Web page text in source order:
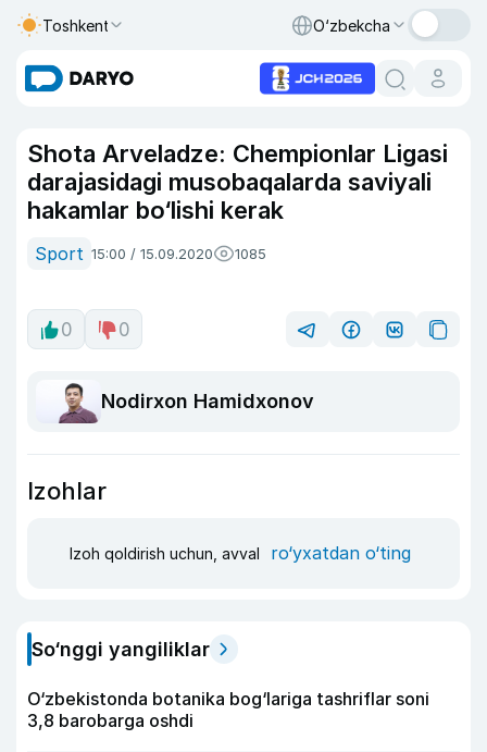
Toshkent O‘zbekcha
Shota Arveladze: Chempionlar Ligasi
darajasidagi musobaqalarda saviyali
hakamlar bo‘lishi kerak
Sport 15:00 / 15.09.2020 1085
0 0
Nodirxon Hamidxonov
Izohlar
Izoh qoldirish uchun, avval ro‘yxatdan o‘ting
So‘nggi yangiliklar
O‘zbekistonda botanika bog‘lariga tashriflar soni
3,8 barobarga oshdi